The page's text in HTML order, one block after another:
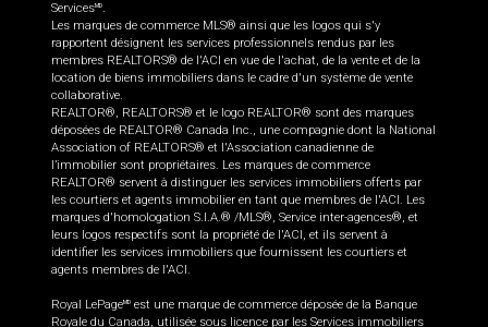
ServicesMD.
Les marques de commerce MLS® ainsi que les logos qui s'y
rapportent désignent les services professionnels rendus par les
membres REALTORS® de l'ACI en vue de l'achat, de la vente et de la
location de biens immobiliers dans le cadre d'un système de vente
collaborative.
REALTOR®, REALTORS® et le logo REALTOR® sont des marques
déposées de REALTOR® Canada Inc., une compagnie dont la National
Association of REALTORS® et l'Association canadienne de
l’immobilier sont propriétaires. Les marques de commerce
REALTOR® servent à distinguer les services immobiliers offerts par
les courtiers et agents immobilier en tant que membres de l'ACI. Les
marques d'homologation S.I.A.® /MLS®, Service inter-agences®, et
leurs logos respectifs sont la propriété de l'ACI, et ils servent à
identifier les services immobiliers que fournissent les courtiers et
agents membres de l'ACI.
Royal LePageMD est une marque de commerce déposée de la Banque
Royale du Canada, utilisée sous licence par les Services immobiliers